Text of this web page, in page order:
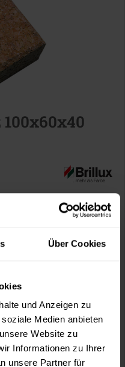
Über Cookies
und Anzeigen zu
Medien anbieten
Website zu
Informationen zu Ihrer
unsere Partner für